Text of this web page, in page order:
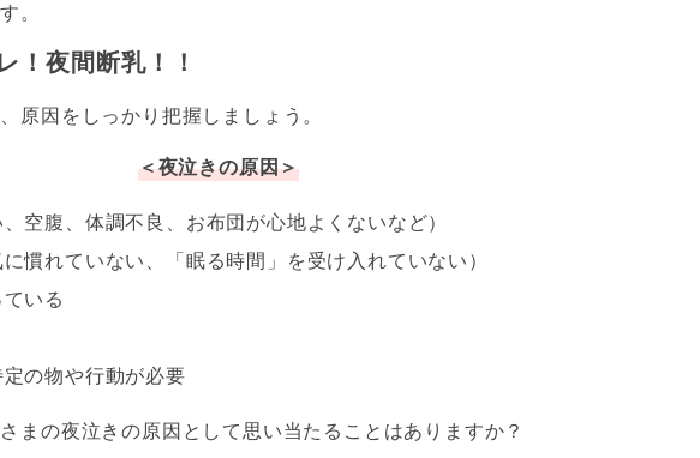
。
！夜間断乳！！
原因をしっかり把握しましょう。
＜夜泣きの原因＞
空腹、体調不良、お布団が心地よくないなど）
慣れていない、「眠る時間」を受け入れていない）
いる
の物や行動が必要
まの夜泣きの原因として思い当たることはありますか？